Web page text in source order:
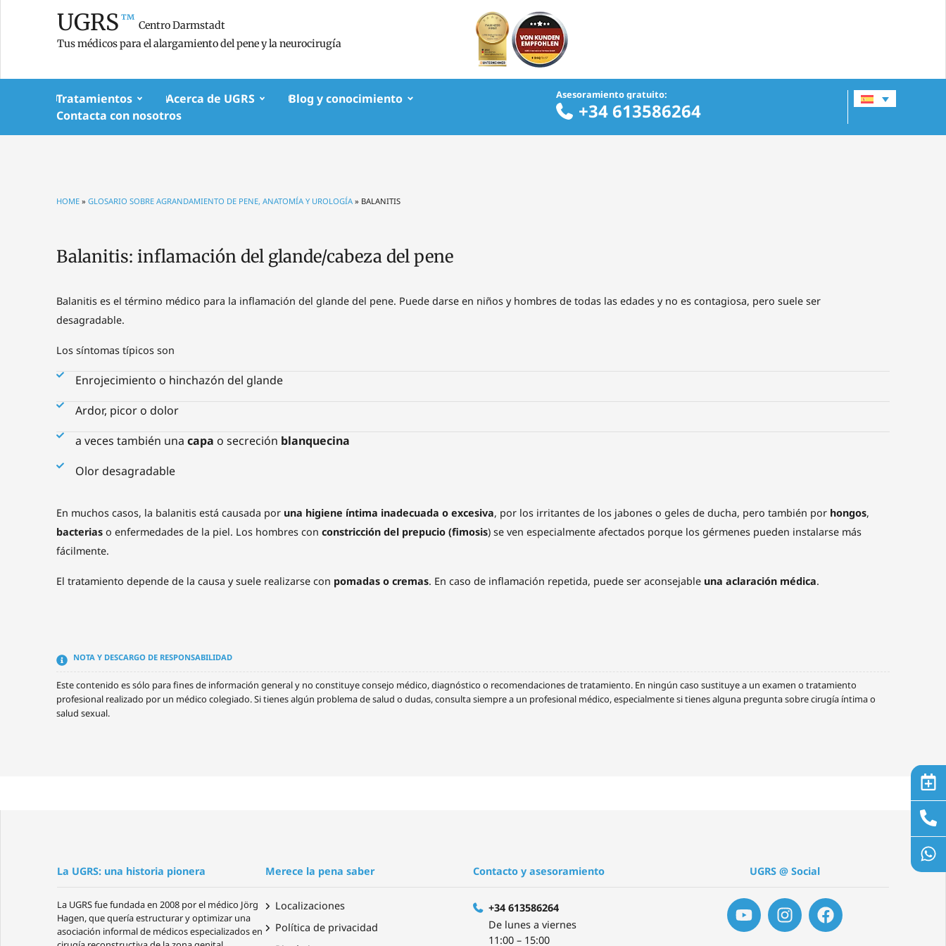
UGRS™ Centro Darmstadt
Tus médicos para el alargamiento del pene y la neurocirugía
Tratamientos Acerca de UGRS
Blog y conocimiento
Contacta con nosotros
Asesoramiento gratuito:
+34 613586264
HOME » GLOSARIO SOBRE AGRANDAMIENTO DE PENE, ANATOMÍA Y UROLOGÍA » BALANITIS
Balanitis: inflamación del glande/cabeza del pene
Balanitis es el término médico para la inflamación del glande del pene. Puede darse en niños y hombres de todas las edades y no es contagiosa, pero suele ser
desagradable.
Los síntomas típicos son
Enrojecimiento o hinchazón del glande
Ardor, picor o dolor
a veces también una capa o secreción blanquecina
Olor desagradable
En muchos casos, la balanitis está causada por una higiene íntima inadecuada o excesiva, por los irritantes de los jabones o geles de ducha, pero también por hongos,
bacterias o enfermedades de la piel. Los hombres con constricción del prepucio (fimosis) se ven especialmente afectados porque los gérmenes pueden instalarse más
fácilmente.
El tratamiento depende de la causa y suele realizarse con pomadas o cremas. En caso de inflamación repetida, puede ser aconsejable una aclaración médica.
NOTA Y DESCARGO DE RESPONSABILIDAD
Este contenido es sólo para fines de información general y no constituye consejo médico, diagnóstico o recomendaciones de tratamiento. En ningún caso sustituye a un examen o tratamiento
profesional realizado por un médico colegiado. Si tienes algún problema de salud o dudas, consulta siempre a un profesional médico, especialmente si tienes alguna pregunta sobre cirugía íntima o
salud sexual.
La UGRS: una historia pionera
La UGRS fue fundada en 2008 por el médico Jörg
Hagen, que quería estructurar y optimizar una
asociación informal de médicos especializados en
Merece la pena saber
Localizaciones
Política de privacidad
Contacto y asesoramiento
+34 613586264
De lunes a viernes
11:00 – 15:00
UGRS @ Social